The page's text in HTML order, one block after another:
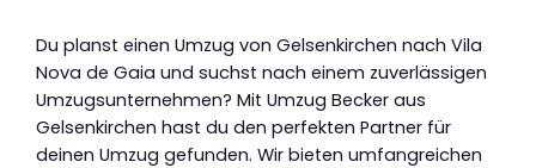
Du planst einen Umzug von Gelsenkirchen nach Vila
Nova de Gaia und suchst nach einem zuverlässigen
Umzugsunternehmen? Mit Umzug Becker aus
Gelsenkirchen hast du den perfekten Partner für
deinen Umzug gefunden. Wir bieten umfangreichen